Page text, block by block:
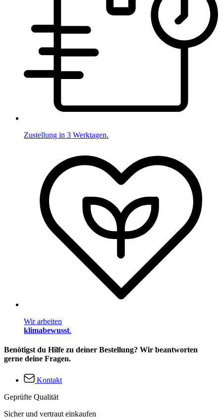
Zustellung in 3 Werktagen.
Wir arbeiten
klimabewusst.
Benötigst du Hilfe zu deiner Bestellung? Wir beantworten
gerne deine Fragen.
Kontakt
Geprüfte Qualität
Sicher und vertraut einkaufen